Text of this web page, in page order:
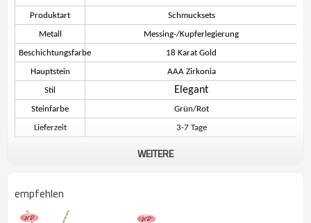
Produktart Schmucksets
Metall Messing-/Kupferlegierung
Beschichtungsfarbe 18 Karat Gold
Hauptstein AAA Zirkonia
Stil Elegant
Steinfarbe Grün/Rot
Lieferzeit 3-7 Tage
Beschreibung des Modeschmucksets
WEITERE
empfehlen